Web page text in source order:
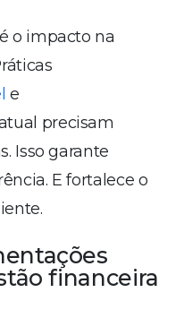
o impacto na
e
precisam
Isso garante
E fortalece o
financeira